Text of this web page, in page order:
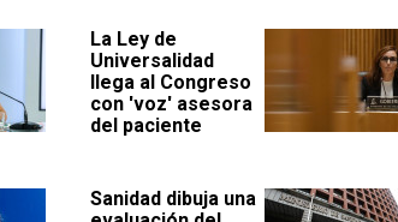
La Ley de
Universalidad
llega al Congreso
con 'voz' asesora
del paciente
Sanidad dibuja una